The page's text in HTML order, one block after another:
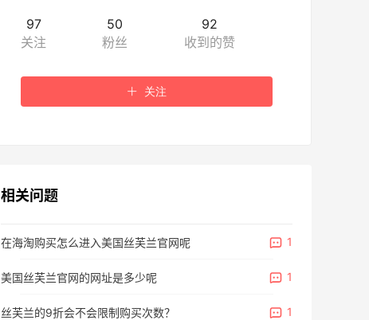
97
关注
50
粉丝
92
收到的赞
关注
相关问题
在海淘购买怎么进入美国丝芙兰官网呢 1
美国丝芙兰官网的网址是多少呢 1
丝芙兰的9折会不会限制购买次数？ 1